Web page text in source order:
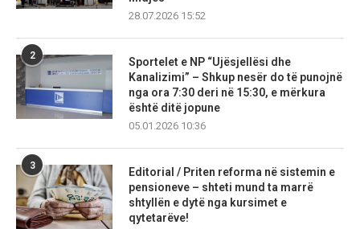
28.07.2026 15:52
2
Sportelet e NP “Ujësjellësi dhe
Kanalizimi” – Shkup nesër do të punojnë
nga ora 7:30 deri në 15:30, e mërkura
është ditë jopune
05.01.2026 10:36
3
Editorial / Priten reforma në sistemin e
pensioneve – shteti mund ta marrë
shtyllën e dytë nga kursimet e
qytetarëve!